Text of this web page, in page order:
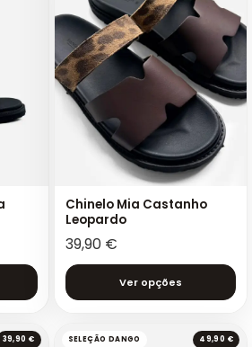
Chinelo Mia Castanho
Leopardo
39,90 €
Ver opções
39,90 € SELEÇÃO DANGO 49,90 €